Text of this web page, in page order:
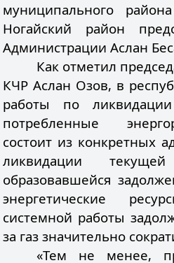
муниципального
Ногайский район
Администрации Аслан
Как отметил
КЧР Аслан Озов, в
работы по
потребленные
состоит из конкретных
ликвидации
образовавшейся
энергетические
системной работы
за газ значительно
«Тем не менее,